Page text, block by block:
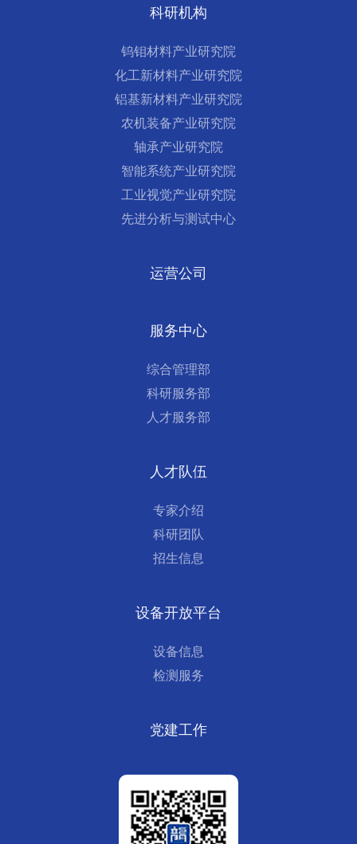
科研机构
钨钼材料产业研究院
化工新材料产业研究院
铝基新材料产业研究院
农机装备产业研究院
轴承产业研究院
智能系统产业研究院
工业视觉产业研究院
先进分析与测试中心
运营公司
服务中心
综合管理部
科研服务部
人才服务部
人才队伍
专家介绍
科研团队
招生信息
设备开放平台
设备信息
检测服务
党建工作